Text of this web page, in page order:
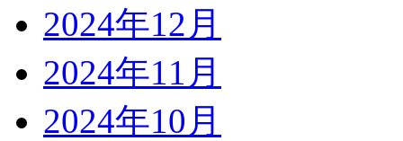
2024年12月
2024年11月
2024年10月